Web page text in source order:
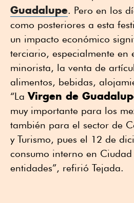
Guadalupe. Pero en los
como posteriores a esta
un impacto económico
terciario, especialmente en
minorista, la venta de
alimentos, bebidas,
“LaVirgen de
muy importante para los
también para el sector de
y Turismo, pues el 12 de
consumo interno en
entidades”, refirió Tejada.